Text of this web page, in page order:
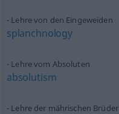
Lehre von den Eingeweiden
splanchnology
Lehre vom Absoluten
absolutism
Lehre der mährischen Brüder